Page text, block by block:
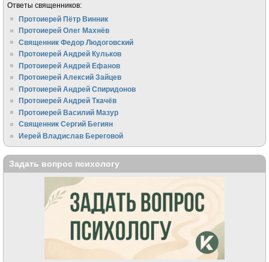
Ответы священников:
Протоиерей Пётр Винник
Протоиерей Олег Махнёв
Священник Федор Людоговский
Протоиерей Андрей Кульков
Протоиерей Андрей Ефанов
Протоиерей Алексий Зайцев
Протоиерей Андрей Спиридонов
Протоиерей Андрей Ткачёв
Протоиерей Василий Мазур
Священник Сергий Бегиян
Иерей Владислав Береговой
Задать вопрос психологу